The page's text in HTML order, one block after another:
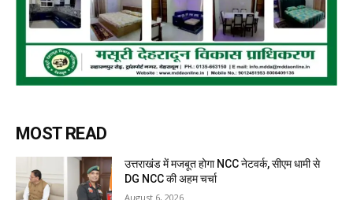
MOST READ
उत्तराखंड में मजबूत होगा NCC नेटवर्क, सीएम धामी से
DG NCC की अहम चर्चा
August 6, 2026